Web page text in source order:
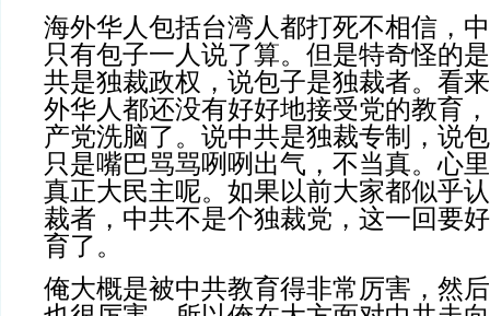
海外华人包括台湾人都打死不相信，
只有包子一人说了算。但是特奇怪的
共是独裁政权，说包子是独裁者。看
外华人都还没有好好地接受党的教育
产党洗脑了。说中共是独裁专制，说
只是嘴巴骂骂咧咧出气，不当真。心
真正大民主呢。如果以前大家都似乎
裁者，中共不是个独裁党，这一回要
育了。
俺大概是被中共教育得非常厉害，然